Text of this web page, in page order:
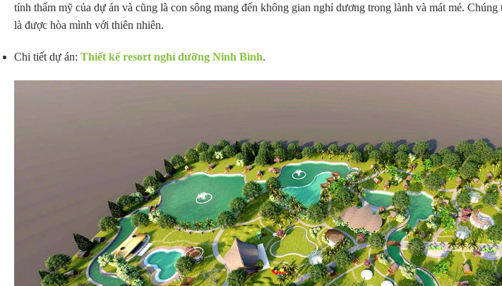
tính thẩm mỹ của dự án và cũng là con sông mang đến không gian nghỉ dương trong lành và mát mẻ.
là được hòa mình với thiên nhiên.
Chi tiết dự án: Thiết kế resort nghỉ dưỡng Ninh Bình.